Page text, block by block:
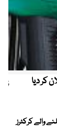
کر دیا
والے کرکٹرز